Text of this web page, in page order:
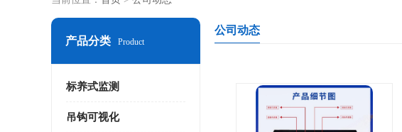
产品分类 Product
标养式监测
吊钩可视化
公司动态